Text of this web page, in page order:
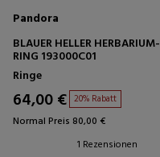
Pandora
BLAUER HELLER HERBARIUM-
RING 193000C01
Ringe
64,00 € 20% Rabatt
Normal Preis 80,00 €
1 Rezensionen